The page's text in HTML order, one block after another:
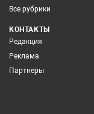
Все рубрики
КОНТАКТЫ
Редакция
Реклама
Партнеры